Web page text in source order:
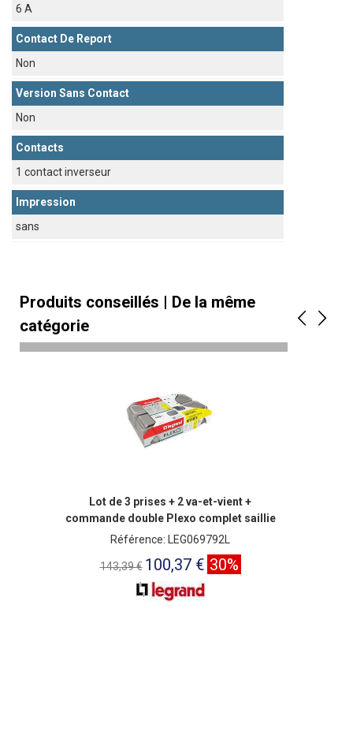
6 A
Contact De Report
Non
Version Sans Contact
Non
Contacts
1 contact inverseur
Impression
sans
Produits conseillés | De la même
catégorie
Lot de 3 prises + 2 va-et-vient +
commande double Plexo complet saillie
- gris
Référence: LEG069792L
143,39 € 100,37 € 30%